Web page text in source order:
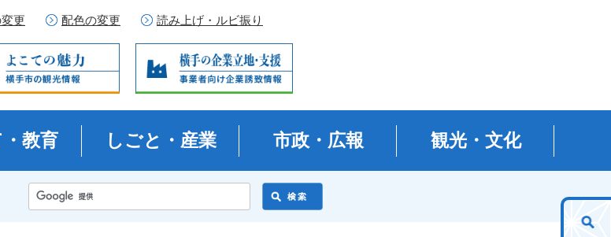
更 配色の変更 読み上げ・ルビ振り
教育 しごと・産業 市政・広報 観光・文化